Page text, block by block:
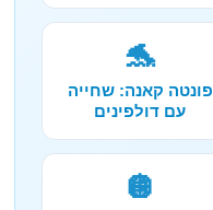
🐬
פונטה קאנה: שחייה
עם דולפינים
🪩